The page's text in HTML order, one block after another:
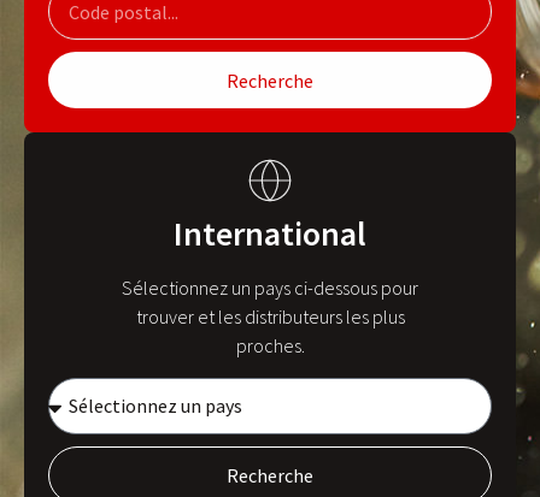
Recherche
International
Sélectionnez un pays ci-dessous pour
trouver et les distributeurs les plus
proches.
Recherche